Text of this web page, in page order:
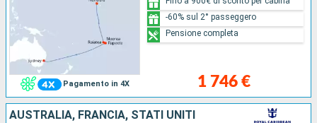
Pagamento in 4X 1 746 €
-60% sul 2° passeggero
Pensione completa
AUSTRALIA, FRANCIA, STATI UNITI